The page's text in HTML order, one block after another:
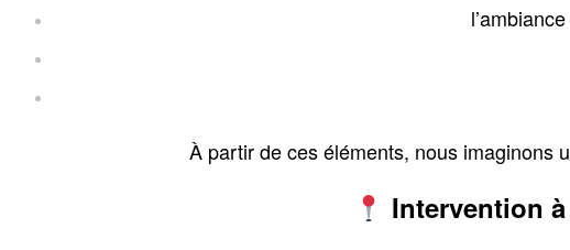
À partir de ces éléments, nous imaginons
Intervention